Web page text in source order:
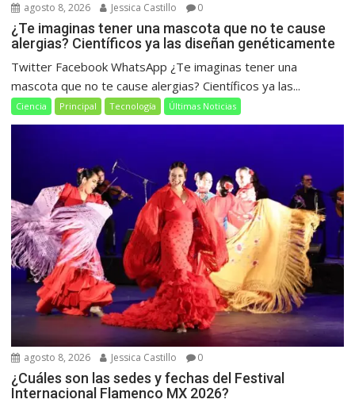
agosto 8, 2026 Jessica Castillo 0
¿Te imaginas tener una mascota que no te cause
alergias? Científicos ya las diseñan genéticamente
Twitter Facebook WhatsApp ¿Te imaginas tener una
mascota que no te cause alergias? Científicos ya las...
Ciencia Principal Tecnología Últimas Noticias
agosto 8, 2026 Jessica Castillo 0
¿Cuáles son las sedes y fechas del Festival
Internacional Flamenco MX 2026?